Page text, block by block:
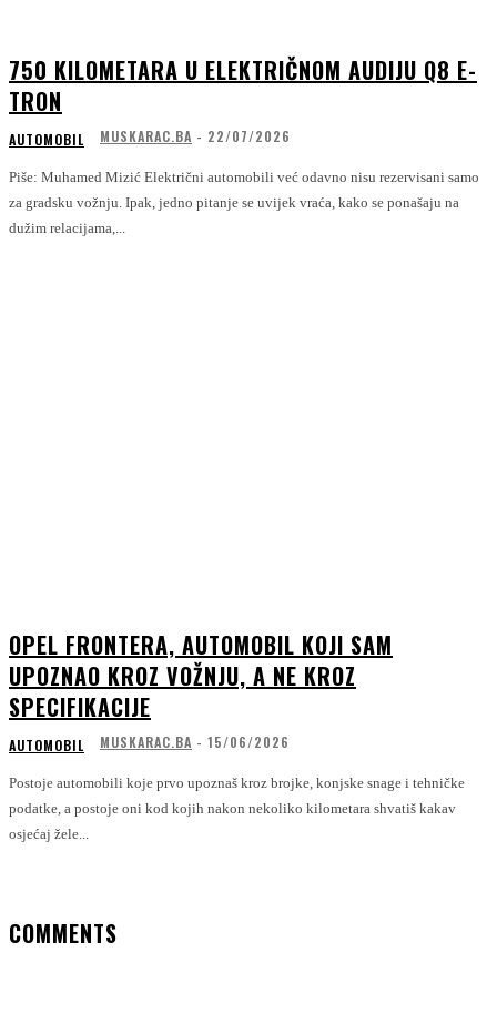
750 KILOMETARA U ELEKTRIČNOM AUDIJU Q8 E-
TRON
AUTOMOBIL MUSKARAC.BA - 22/07/2026
Piše: Muhamed Mizić Električni automobili već odavno nisu rezervisani samo
za gradsku vožnju. Ipak, jedno pitanje se uvijek vraća, kako se ponašaju na
dužim relacijama,...
OPEL FRONTERA, AUTOMOBIL KOJI SAM
UPOZNAO KROZ VOŽNJU, A NE KROZ
SPECIFIKACIJE
AUTOMOBIL MUSKARAC.BA - 15/06/2026
Postoje automobili koje prvo upoznaš kroz brojke, konjske snage i tehničke
podatke, a postoje oni kod kojih nakon nekoliko kilometara shvatiš kakav
osjećaj žele...
COMMENTS